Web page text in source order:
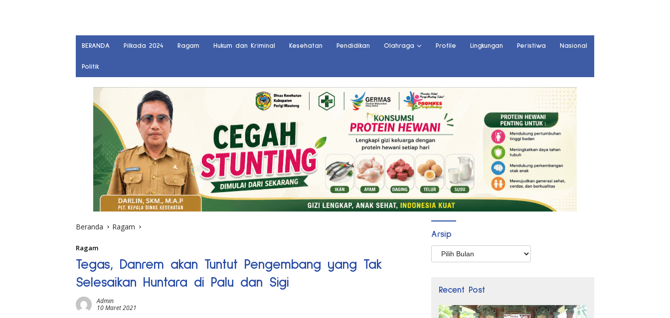
BERANDA Pilkada 2024 Ragam Hukum dan Kriminal Kesehatan Pendidikan Olahraga Profile Lingkungan Peristiwa Nasional
Politik
Beranda Ragam
Ragam
Tegas, Danrem akan Tuntut Pengembang yang Tak
Selesaikan Huntara di Palu dan Sigi
Admin
10 Maret 2021
Arsip
Arsip
Recent Post